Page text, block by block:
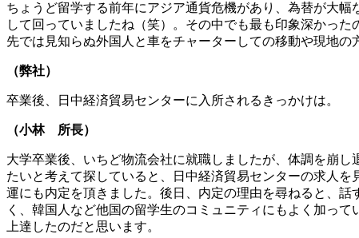
ちょうど留学する前年にアジア通貨危機があり、為替が大
して回っていましたね（笑）。その中でも最も印象深かっ
先では見知らぬ外国人と車をチャーターしての移動や現地
（弊社）
卒業後、日中経済貿易センターに入所されるきっかけは。
（小林 所長）
大学卒業後、いちど物流会社に就職しましたが、体調を崩
たいと考えて探していると、日中経済貿易センターの求人
運にも内定を頂きました。後日、内定の理由を尋ねると、
く、韓国人など他国の留学生のコミュニティにもよく加っ
上達したのだと思います。